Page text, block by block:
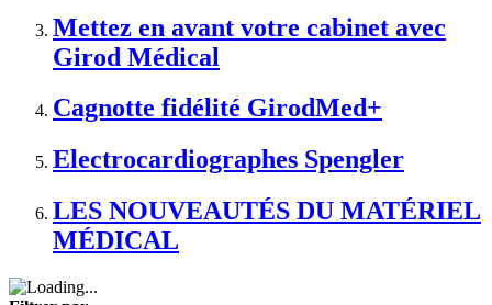
Mettez en avant votre cabinet avec
Girod Médical
Cagnotte fidélité GirodMed+
Electrocardiographes Spengler
LES NOUVEAUTÉS DU MATÉRIEL
MÉDICAL